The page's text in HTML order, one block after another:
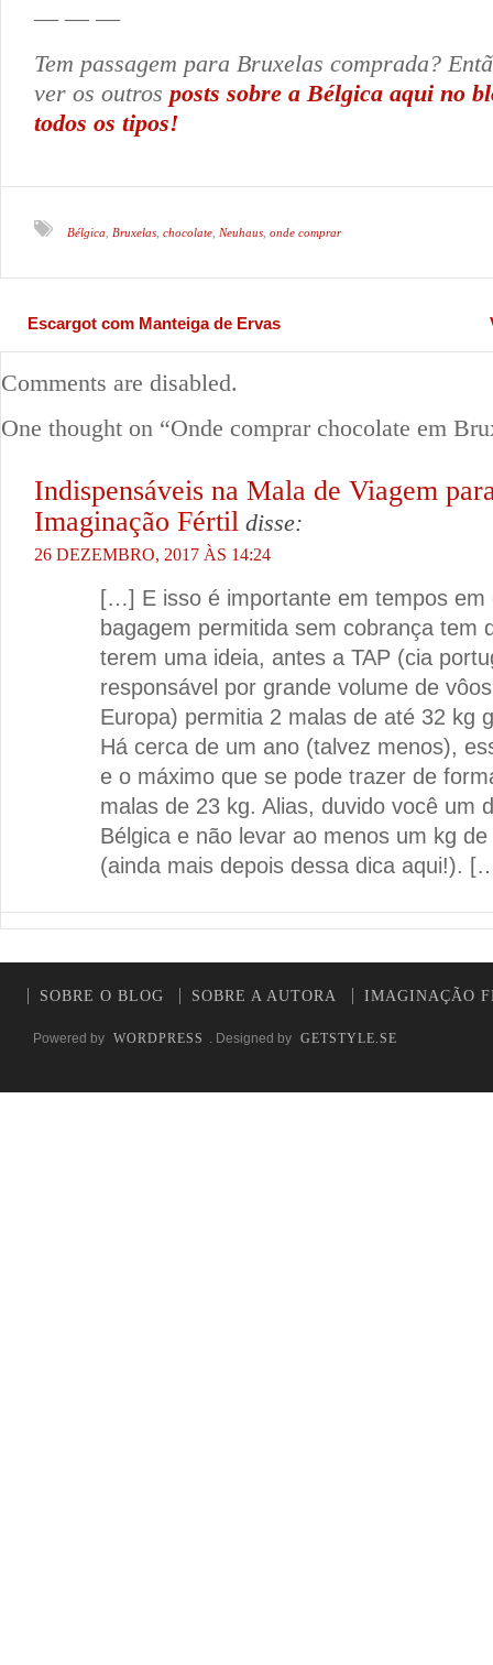
— — —
Tem passagem para Bruxelas comprada?
ver os outros posts sobre a Bélgica aqui no
todos os tipos!
Bélgica Bruxelas chocolate Neuhaus onde comprar
Escargot com Manteiga de Ervas
Comments are disabled.
One thought on “Onde comprar chocolate em
Indispensáveis na Mala de Viagem
Imaginação Fértil disse:
26 DEZEMBRO, 2017 ÀS 14:24
[…] E isso é importante em tempos em
bagagem permitida sem cobrança tem
terem uma ideia, antes a TAP (cia
responsável por grande volume de
Europa) permitia 2 malas de até 32 kg
Há cerca de um ano (talvez menos),
e o máximo que se pode trazer de
malas de 23 kg. Alias, duvido você um
Bélgica e não levar ao menos um kg
(ainda mais depois dessa dica aqui!).
SOBRE O BLOG SOBRE A AUTORA IMAGINAÇÃO
Powered by WORDPRESS . Designed by GETSTYLE.SE